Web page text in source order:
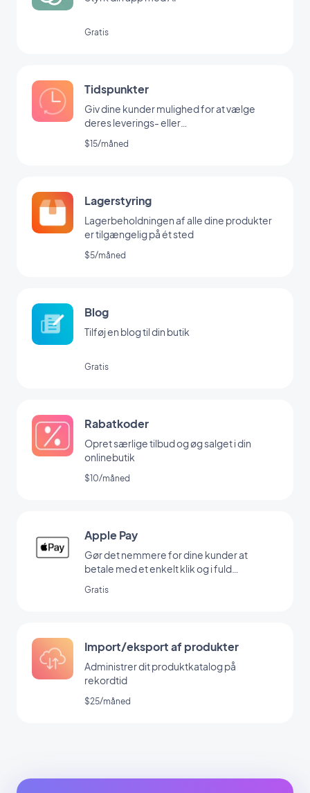
Gratis
Tidspunkter
Giv dine kunder mulighed for at vælge
deres leverings- eller
afhentningstidspunkt
$15/måned
Lagerstyring
Lagerbeholdningen af alle dine produkter
er tilgængelig på ét sted
$5/måned
Blog
Tilføj en blog til din butik
Gratis
Rabatkoder
Opret særlige tilbud og øg salget i din
onlinebutik
$10/måned
Apple Pay
Gør det nemmere for dine kunder at
betale med et enkelt klik og i fuld
Gratis
Import/eksport af produkter
Administrer dit produktkatalog på
rekordtid
$25/måned